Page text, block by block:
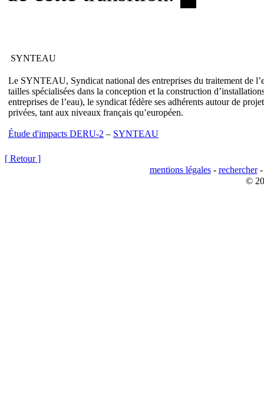
SYNTEAU
Le SYNTEAU, Syndicat national des entreprises du traitement de
tailles spécialisées dans la conception et la construction
entreprises de l’eau), le syndicat fédère ses adhérents autour de
privées, tant aux niveaux français qu’européen.
Étude d'impacts DERU-2 – SYNTEAU
[ Retour ]
mentions légales- rechercher
©